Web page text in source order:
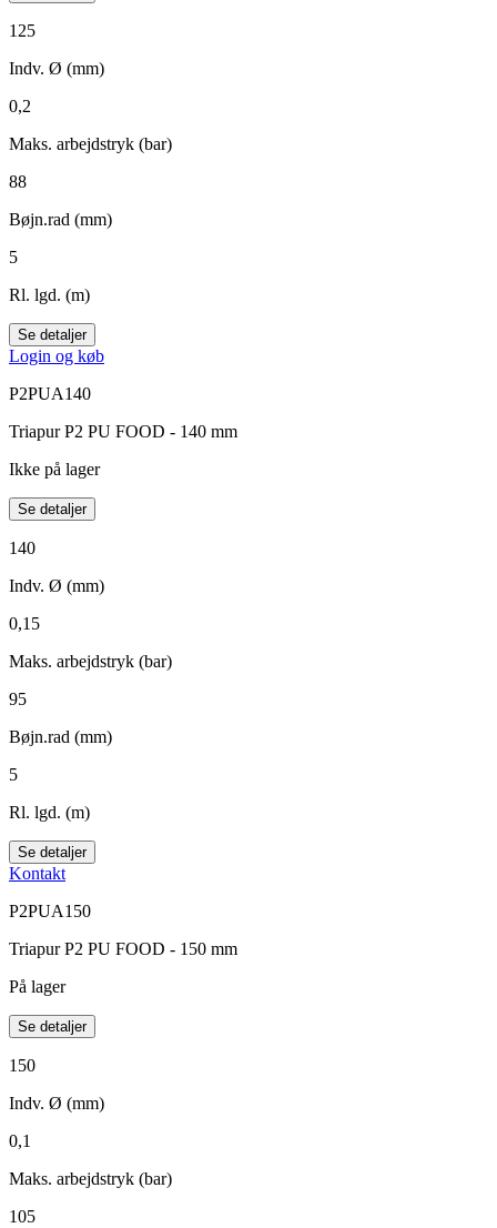
125
Indv. Ø (mm)
0,2
Maks. arbejdstryk (bar)
88
Bøjn.rad (mm)
5
Rl. lgd. (m)
Se detaljer
Login og køb
P2PUA140
Triapur P2 PU FOOD - 140 mm
Ikke på lager
Se detaljer
140
Indv. Ø (mm)
0,15
Maks. arbejdstryk (bar)
95
Bøjn.rad (mm)
5
Rl. lgd. (m)
Se detaljer
Kontakt
P2PUA150
Triapur P2 PU FOOD - 150 mm
På lager
Se detaljer
150
Indv. Ø (mm)
0,1
Maks. arbejdstryk (bar)
105